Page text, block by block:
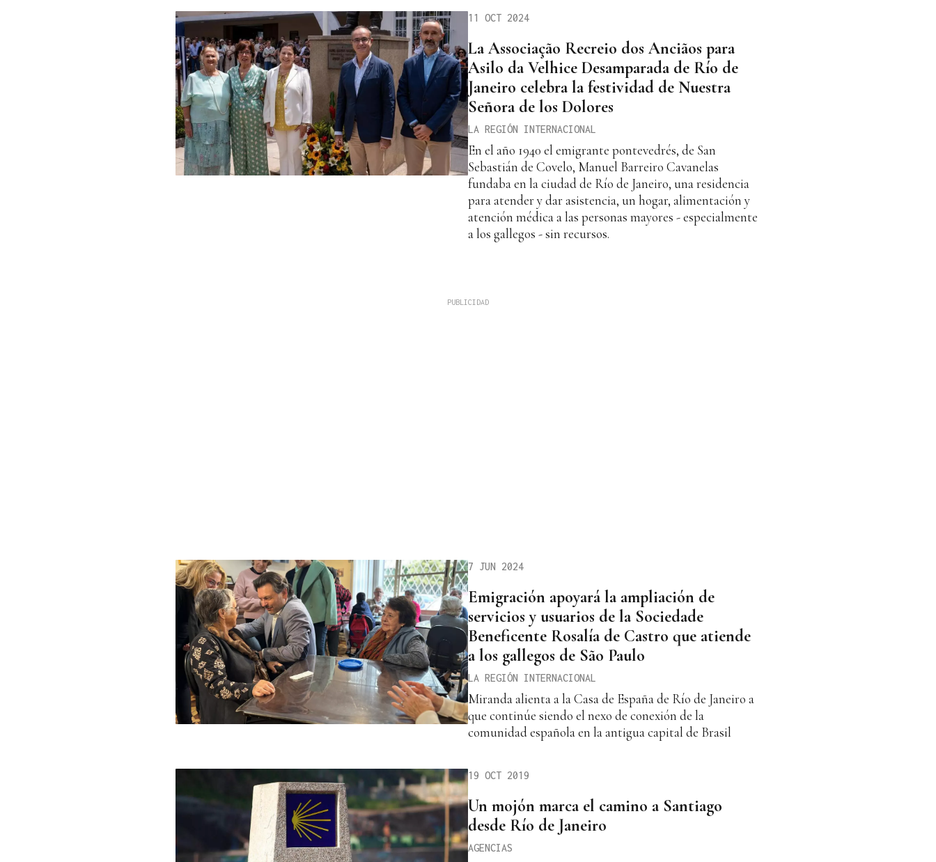
11 OCT 2024
La Associação Recreio dos Anciãos para
Asilo da Velhice Desamparada de Río de
Janeiro celebra la festividad de Nuestra
Señora de los Dolores
LA REGIÓN INTERNACIONAL
En el año 1940 el emigrante pontevedrés, de San
Sebastián de Covelo, Manuel Barreiro Cavanelas
fundaba en la ciudad de Río de Janeiro, una residencia
para atender y dar asistencia, un hogar, alimentación y
atención médica a las personas mayores - especialmente
a los gallegos - sin recursos.
7 JUN 2024
Emigración apoyará la ampliación de
servicios y usuarios de la Sociedade
Beneficente Rosalía de Castro que atiende
a los gallegos de São Paulo
LA REGIÓN INTERNACIONAL
Miranda alienta a la Casa de España de Río de Janeiro a
que continúe siendo el nexo de conexión de la
comunidad española en la antigua capital de Brasil
19 OCT 2019
Un mojón marca el camino a Santiago
desde Río de Janeiro
AGENCIAS